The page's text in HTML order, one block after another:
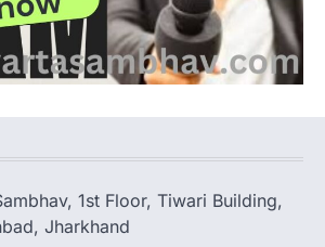
1st Floor, Tiwari Building,
Jharkhand